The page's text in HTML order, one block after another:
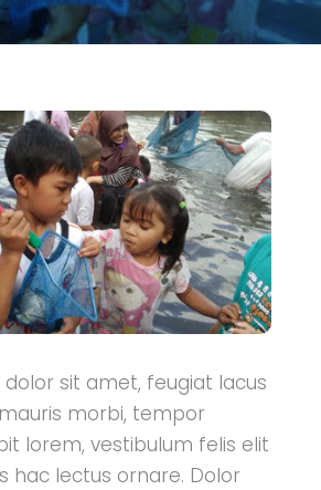
sit amet, feugiat lacus
morbi, tempor
lorem, vestibulum felis elit
hac lectus ornare. Dolor